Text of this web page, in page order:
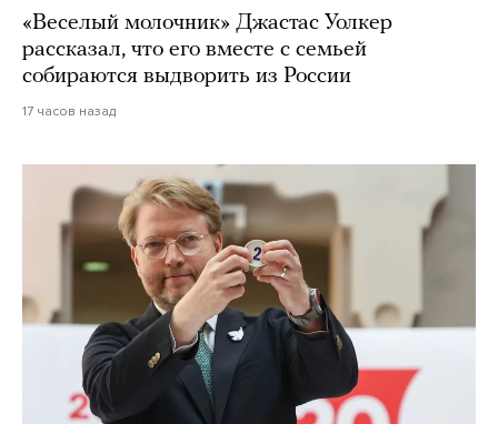
«Веселый молочник» Джастас Уолкер
рассказал, что его вместе с семьей
собираются выдворить из России
17 часов назад